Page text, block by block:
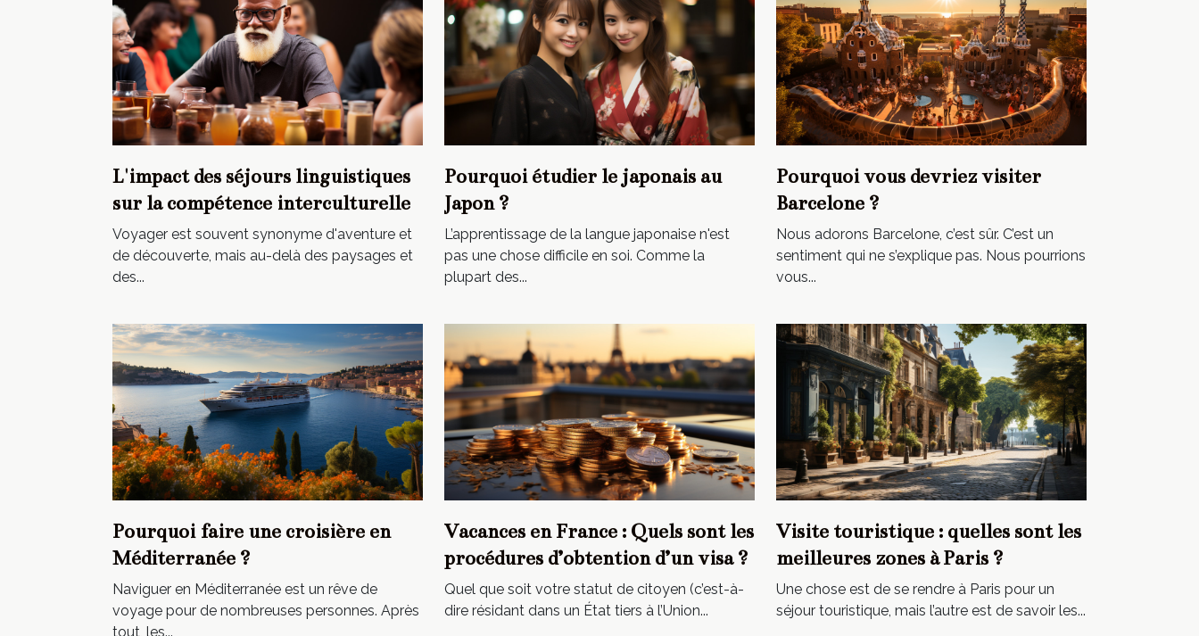
L'impact des séjours linguistiques
sur la compétence interculturelle
Voyager est souvent synonyme d'aventure et
de découverte, mais au-delà des paysages et
des...
Pourquoi étudier le japonais au
Japon ?
L’apprentissage de la langue japonaise n'est
pas une chose difficile en soi. Comme la
plupart des...
Pourquoi vous devriez visiter
Barcelone ?
Nous adorons Barcelone, c’est sûr. C’est un
sentiment qui ne s’explique pas. Nous pourrions
vous...
Pourquoi faire une croisière en
Méditerranée ?
Naviguer en Méditerranée est un rêve de
voyage pour de nombreuses personnes. Après
tout, les...
Vacances en France : Quels sont les
procédures d’obtention d’un visa ?
Quel que soit votre statut de citoyen (c’est-à-
dire résidant dans un État tiers à l’Union...
Visite touristique : quelles sont les
meilleures zones à Paris ?
Une chose est de se rendre à Paris pour un
séjour touristique, mais l’autre est de savoir les...